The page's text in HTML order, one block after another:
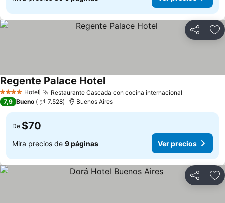
Compartir
4 EstrellasHotel Restaurante Cascada con cocina internacional
Regente Palace Hotel
7,9 Bueno 7.528 Buenos Aires
De $70
Mira precios de 9 páginas Ver precios
Compartir